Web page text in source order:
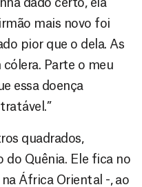
mais novo foi
pior que o dela. As
Parte o meu
essa doença
quadrados,
do Quênia. Ele fica no
África Oriental -, ao